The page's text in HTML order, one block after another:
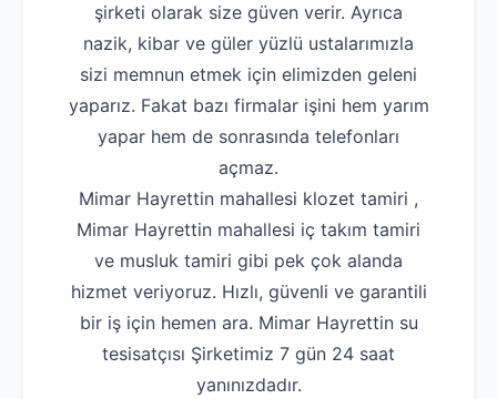
Robotla
Profesyonel Petek
Uzmana Sor
Hakkımızda
İletişim
şirketi olarak size güven verir. Ayrıca
nazik, kibar ve güler yüzlü ustalarımızla
sizi memnun etmek için elimizden geleni
yaparız. Fakat bazı firmalar işini hem yarım
yapar hem de sonrasında telefonları
açmaz.
Mimar Hayrettin mahallesi klozet tamiri ,
Mimar Hayrettin mahallesi iç takım tamiri
ve musluk tamiri gibi pek çok alanda
hizmet veriyoruz. Hızlı, güvenli ve garantili
bir iş için hemen ara. Mimar Hayrettin su
tesisatçısı Şirketimiz 7 gün 24 saat
yanınızdadır.